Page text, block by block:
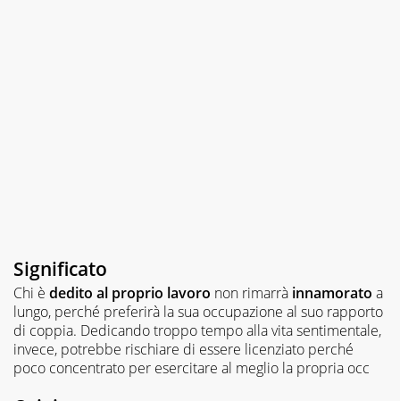
Significato
Chi è dedito al proprio lavoro non rimarrà innamorato a
lungo, perché preferirà la sua occupazione al suo rapporto
di coppia. Dedicando troppo tempo alla vita sentimentale,
invece, potrebbe rischiare di essere licenziato perché
poco concentrato per esercitare al meglio la propria occ